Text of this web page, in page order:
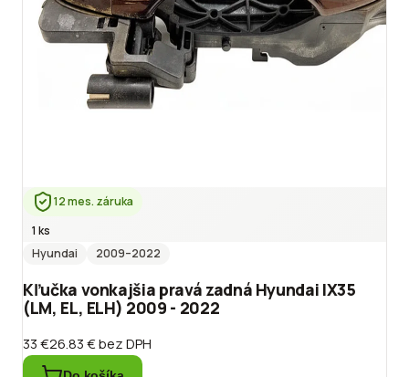
12 mes. záruka
1 ks
Hyundai
2009–2022
Kľučka vonkajšia pravá zadná Hyundai IX35
(LM, EL, ELH) 2009 - 2022
33 €26.83 €bez DPH